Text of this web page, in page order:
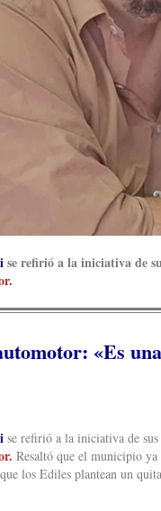
se refirió a la iniciativa de
«Es
se refirió a la iniciativa de
Resaltó que el municipio ya
los Ediles plantean un